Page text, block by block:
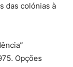
das colónias à
Opções